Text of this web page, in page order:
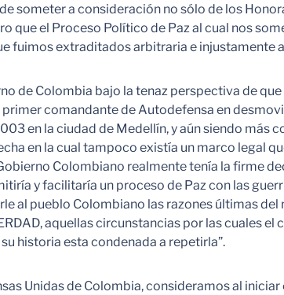
someter a consideración no sólo de los
que el Proceso Político de Paz al cual nos
fuimos extraditados arbitraria e injustamente
de Colombia bajo la tenaz perspectiva de
comandante de Autodefensa en
en la ciudad de Medellín, y aún siendo más
en la cual tampoco existía un marco legal
Colombiano realmente tenía la firme
y facilitaría un proceso de Paz con las
al pueblo Colombiano las razones últimas
aquellas circunstancias por las cuales
historia esta condenada a repetirla”.
Unidas de Colombia, consideramos al